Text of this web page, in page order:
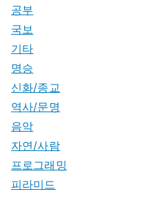
공부
국보
기타
명승
신화/종교
역사/문명
음악
자연/사람
프로그래밍
피라미드